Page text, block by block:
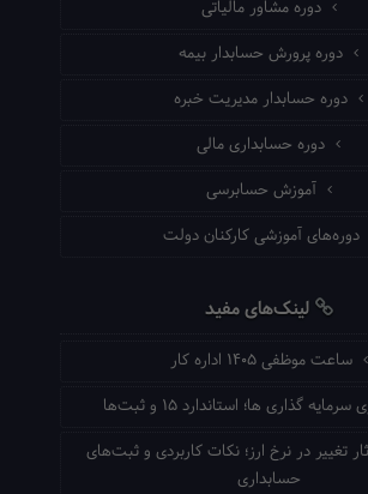
دوره مشاور مالیاتی
دوره پرورش حسابدار بیمه
دوره حسابدار مدیریت خبره
دوره حسابداری مالی
آموزش حسابرسی
دوره‌های آموزشی کارکنان دولت
لینک‌های مفید
ساعت موظفی ۱۴۰۵ اداره کار
گذاری ها؛ استاندارد ۱۵ و ثبت‌ها
تغییر در نرخ ارز؛ نکات کاربردی و ثبت‌های
حسابداری